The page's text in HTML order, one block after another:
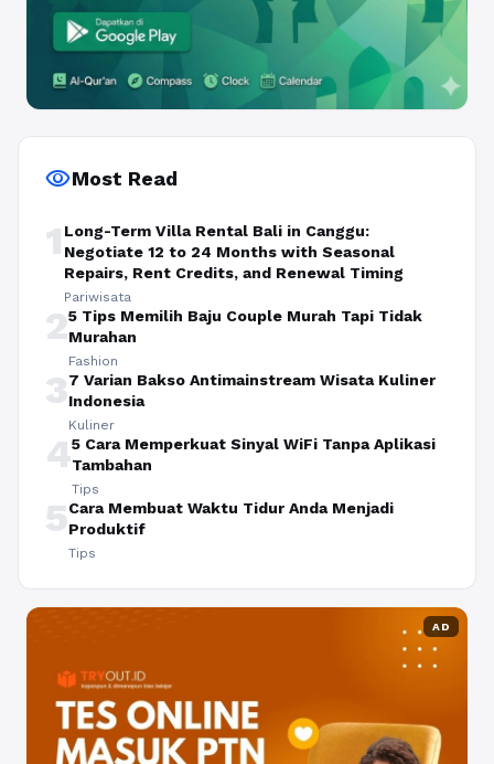
visibilityMost Read
1 Long-Term Villa Rental Bali in Canggu:
Negotiate 12 to 24 Months with Seasonal
Repairs, Rent Credits, and Renewal Timing
Pariwisata
25 Tips Memilih Baju Couple Murah Tapi Tidak
Murahan
Fashion
37 Varian Bakso Antimainstream Wisata Kuliner
Indonesia
Kuliner
45 Cara Memperkuat Sinyal WiFi Tanpa Aplikasi
Tambahan
Tips
5Cara Membuat Waktu Tidur Anda Menjadi
Produktif
Tips
AD